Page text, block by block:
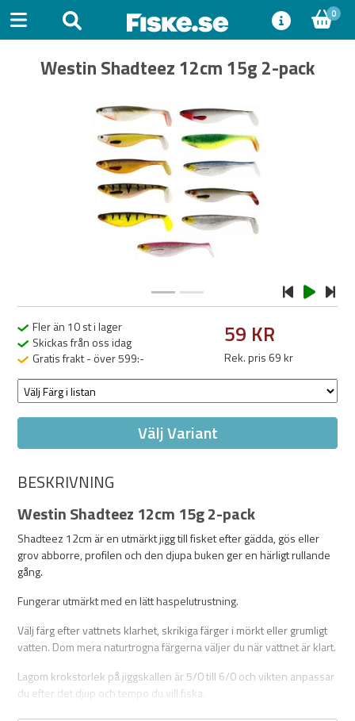
0
Westin Shadteez 12cm 15g 2-pack
Fler än 10 st i lager
Skickas från oss idag
Gratis frakt - över 599:-
59 KR
Rek. pris 69 kr
Välj Variant
BESKRIVNING
Westin Shadteez 12cm 15g 2-pack
Shadteez 12cm är en utmärkt jigg till fisket efter gädda, gös eller
grov abborre, profilen och den djupa buken ger en härligt rullande
gång.
Fungerar utmärkt med en lätt haspelutrustning.
Välj färg efter vattnets klarhet, skrikiga färger i mörkt eller grumligt
vatten. Dom mera naturtrogna färgerna väljer du när vattnet är klart.
Lagom krokstorlek på jiggskallen är 5/0 till 6/0 och vikten anpassar
du efter det djup och tempo du vill fiska.